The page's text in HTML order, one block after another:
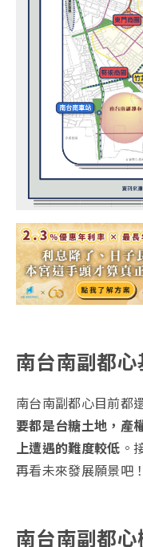
南台南副都
南台南副都心目前都
要都是台糖土地，產
上遭遇的難度較低 。
再看未來發展願景吧！
南台南副都